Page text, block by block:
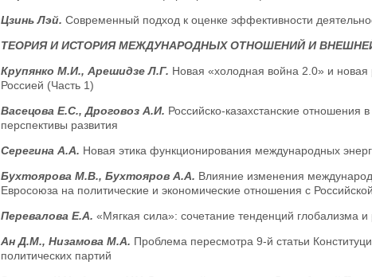
Цзинь Лэй. Современный подход к оценке эффективности
ТЕОРИЯ И ИСТОРИЯ МЕЖДУНАРОДНЫХ ОТНОШЕНИЙ И
Крупянко М.И., Арешидзе Л.Г. Новая «холодная война 2.0» и
Россией (Часть 1)
Васецова Е.С., Дроговоз А.И. Российско-казахстанские отношения
перспективы развития
Серегина А.А. Новая этика функционирования международных
Бухтоярова М.В., Бухтояров А.А. Влияние изменения
Евросоюза на политические и экономические отношения с
Перевалова Е.А. «Мягкая сила»: сочетание тенденций глобализма
Ан Д.М., Низамова М.А. Проблема пересмотра 9-й статьи
политических партий